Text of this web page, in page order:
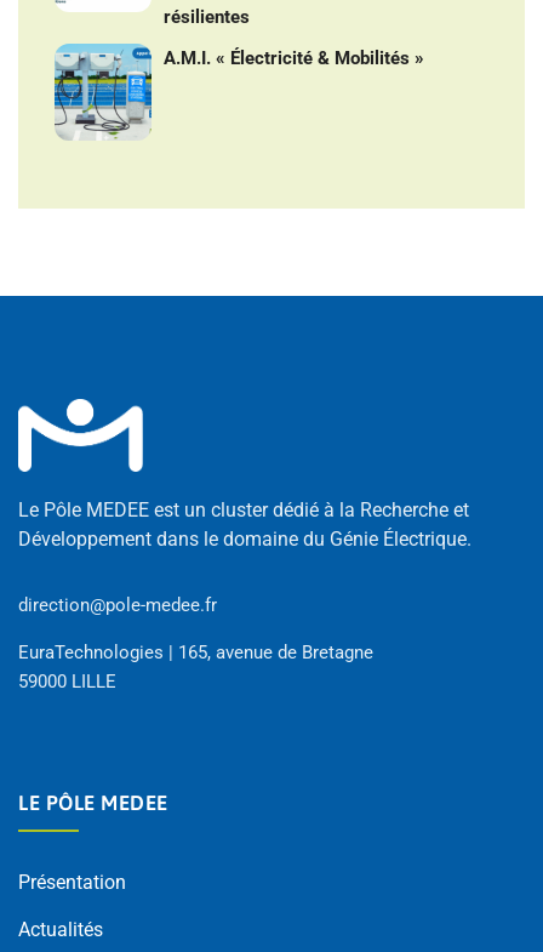
résilientes
A.M.I. « Électricité & Mobilités »
Le Pôle MEDEE est un cluster dédié à la Recherche et
Développement dans le domaine du Génie Électrique.
direction@pole-medee.fr
EuraTechnologies | 165, avenue de Bretagne
59000 LILLE
LE PÔLE MEDEE
Présentation
Actualités